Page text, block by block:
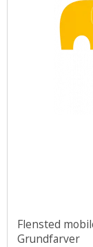
Flensted
Grundfarver